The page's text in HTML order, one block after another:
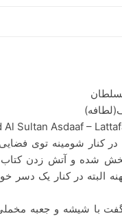
Al Sultan Asdaaf –
کنار شومینه توی فضایی
شده و آتش زدن کتاب
البته در کنار یک دسر
گفت با شیشه و جعبه